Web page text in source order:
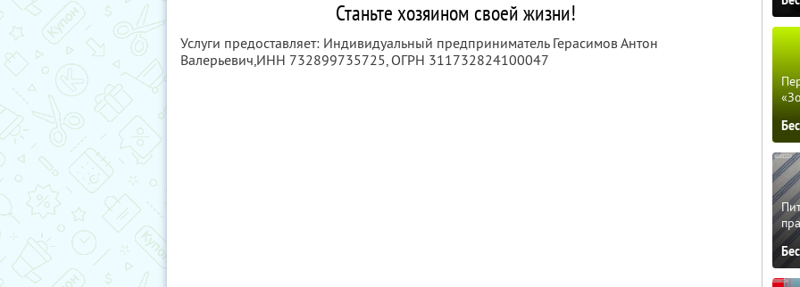
Станьте хозяином своей жизни!
Услуги предоставляет: Индивидуальный предприниматель Герасимов Антон
Валерьевич,ИНН 732899735725, ОГРН 311732824100047